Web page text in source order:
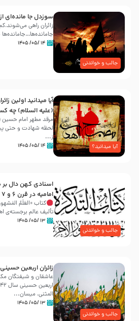
جالب و خواندنی
سوزدل جا مانده‌ای
زائران راهی
۱۴ /۰۵/ ۱۴۰۵
آیا میدانید؟
آیا میدانید اولین
(علیه السلام) چه
مرقد مطهر امام حسین
لحظه شهادت و حتی
ز...
۱۴ /۰۵/ ۱۴۰۵
جالب و خواندنی
اسنادی کهن دال بر
امامیه در قرن ۶ و ۷ هجری
کتاب «العَلَمُ
تألیف عالم
۱۳ /۰۵/ ۱۴۰۵
جالب و خواندنی
زائران اربعین حسینی
عاشقان و شیفتگان
المثنی، میسان...
۱۳ /۰۵/ ۱۴۰۵